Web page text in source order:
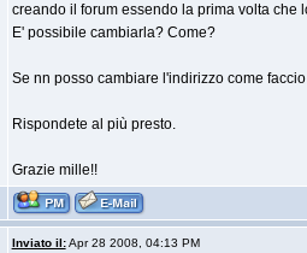
creando il forum essendo la prima volta
E' possibile cambiarla? Come?
Se nn posso cambiare l'indirizzo come
Rispondete al più presto.
Grazie mille!!
Inviato il:Apr 28 2008, 04:13 PM